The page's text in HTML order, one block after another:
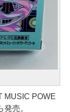
MUSIC POWE
売。